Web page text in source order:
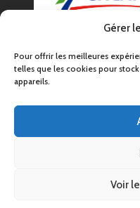
Gérer
Pour offrir les meilleures
telles que les cookies pour
appareils.
Voir
Un site